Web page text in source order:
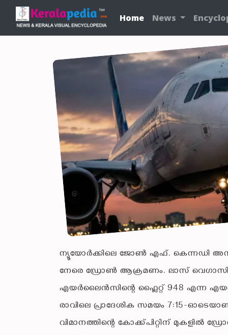
Home News
ന്യൂയോർക്കിലെ ജോൺ എഫ്. കെന്നഡി
നേരെ ഡ്രോൺ ആക്രമണം. ലാസ് വെഗാസിൽ
എയർലൈൻസിന്റെ ഫ്ലൈറ്റ് 948 എന്ന
രാവിലെ പ്രാദേശിക സമയം 7:15-
വിമാനത്തിന്റെ കോക്ക്പിറ്റിന് മുകളിൽ